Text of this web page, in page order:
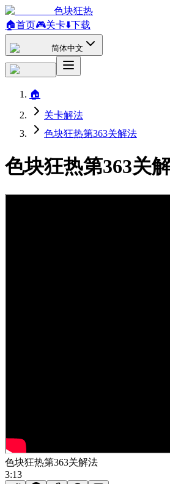
色块狂热
🏠首页🎮关卡⬇️下载
简体中文
🏠
关卡解法
色块狂热第363关解法
色块狂热第363关
色块狂热第363关解法
3:13